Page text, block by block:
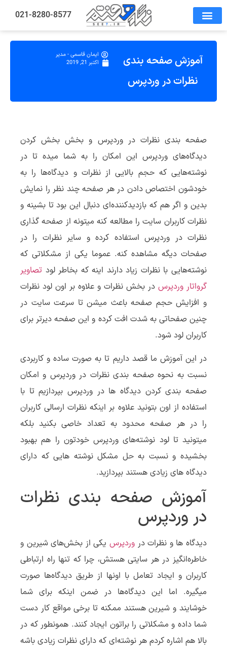
021-8280-8577
آموزش صفحه بندی
نظرات در وردپرس
ایمان قاسمی - مدیر
اکتبر 21, 2019
صفحه بندی نظرات در وردپرس و بخش بخش کردن
دیدگاه‌های وردپرس این امکان را به شما میده تا در
نوشته‌هایی که حجم بالایی از نظرات و دیدگاه‌ها را به
خودشون اختصاص دادن در هر صفحه چند نظر را نمایش
بدین و اگر هم که بازدیدکننده‌ای دنبال این بود تا بشینه و
نظرات کاربران سایت را مطالعه کنه میتونه از صفحه گذاری
نظرات در وردپرس استفاده کرده و سایر نظرات را در
صفحات دیگه مشاهده کنه. عموما یکی از مشکلاتی که
نوشته‌هایی با نظرات زیاد دارند اینه که بخاطر لود تصاویر
گرواتار وردپرس در بخش نظرات و علاوه بر اون لود نظرات
و افزایش حجم صفحه باعث میشن تا سرعت سایت در
چنین صفحاتی به شدت افت کرده و این صفحه دیرتر برای
کاربران لود شود.
در این آموزش ما قصد داریم تا به صورت ساده و کاربردی
نسبت به نحوه صفحه بندی نظرات در وردپرس و امکان
صفحه بندی کردن دیدگاه ها در وردپرس بپردازیم تا با
استفاده از اون بتونید علاوه بر اینکه نظرات ارسالی کاربران
را در هر صفحه محدود به تعداد خاصی بکنید بلکه
میتونید تا لود نوشته‌های وردپرس خودتون را هم بهبود
بخشیده و نسبت به حل مشکل نوشته هایی که دارای
دیدگاه های زیادی هستند بپردازید.
آموزش صفحه بندی نظرات
در وردپرس
دیدگاه ها و نظرات در وردپرس یکی از بخش‌های شیرین و
خاطره‌انگیز در هر سایتی هستش، چرا که تنها راه ارتباطی
کاربران و ایجاد تعامل با اونها از طریق دیدگاه‌ها صورت
میگیره. اما این دیدگاه‌ها در ضمن اینکه برای شما
خوشایند و شیرین هستند ممکنه تا برخی مواقع کار دست
شما داده و مشکلاتی را براتون ایجاد کنند. همونطور که در
بالا هم اشاره کردم هر نوشته‌ای که دارای نظرات زیادی باشه